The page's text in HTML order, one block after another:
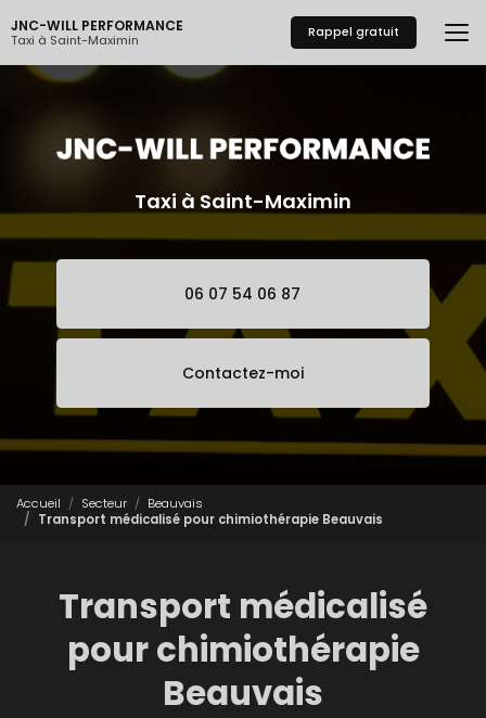
au
contenu
principal
JNC-WILL PERFORMANCE
Taxi à Saint-Maximin Rappel gratuit
Taxi à Saint-Maximin
06 07 54 06 87
Contactez-moi
Accueil Secteur
Beauvais
Transport médicalisé pour chimiothérapie Beauvais
Transport médicalisé
pour chimiothérapie
Beauvais